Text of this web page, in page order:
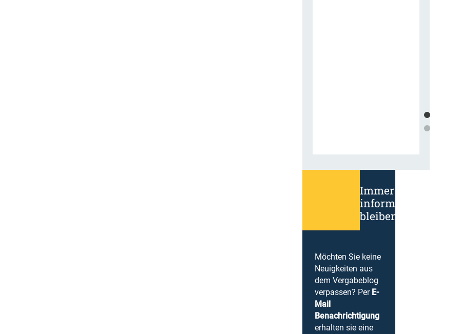
Immer
informiert
bleiben!
Möchten Sie keine
Neuigkeiten aus
dem Vergabeblog
verpassen? Per E-
Mail
Benachrichtigung
erhalten sie eine